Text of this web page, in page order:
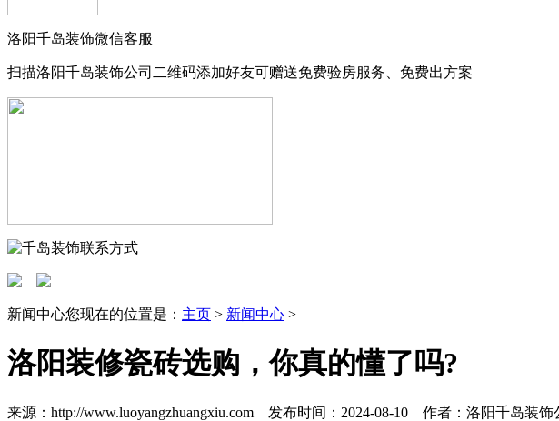
洛阳千岛装饰微信客服
扫描洛阳千岛装饰公司二维码添加好友可赠送免费验房服务、免费出方案
新闻中心您现在的位置是： 主页 > 新闻中心 >
洛阳装修瓷砖选购，你真的懂了吗?
来源：http://www.luoyangzhuangxiu.com 发布时间：2024-08-10 作者：洛阳千岛装饰